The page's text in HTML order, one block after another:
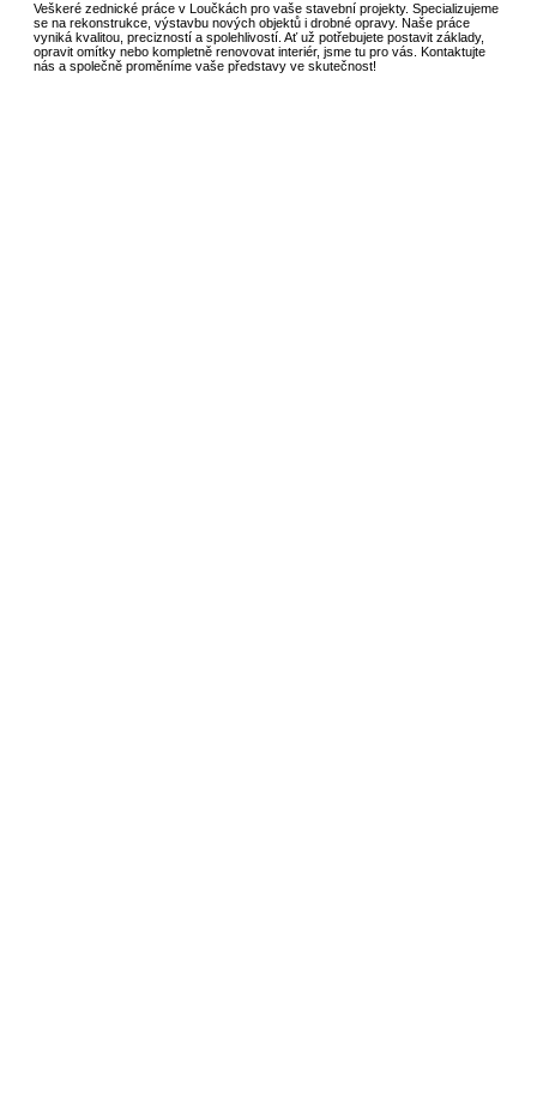
Veškeré zednické práce v Loučkách pro vaše stavební projekty. Specializujeme
se na rekonstrukce, výstavbu nových objektů i drobné opravy. Naše práce
vyniká kvalitou, precizností a spolehlivostí. Ať už potřebujete postavit základy,
opravit omítky nebo kompletně renovovat interiér, jsme tu pro vás. Kontaktujte
nás a společně proměníme vaše představy ve skutečnost!